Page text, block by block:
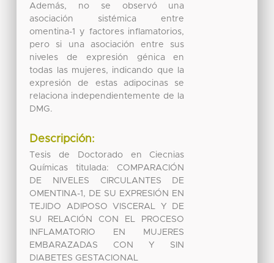
Además, no se observó una
asociación sistémica entre
omentina-1 y factores inflamatorios,
pero si una asociación entre sus
niveles de expresión génica en
todas las mujeres, indicando que la
expresión de estas adipocinas se
relaciona independientemente de la
DMG.
Descripción:
Tesis de Doctorado en Ciecnias
Químicas titulada: COMPARACIÓN
DE NIVELES CIRCULANTES DE
OMENTINA-1, DE SU EXPRESIÓN EN
TEJIDO ADIPOSO VISCERAL Y DE
SU RELACIÓN CON EL PROCESO
INFLAMATORIO EN MUJERES
EMBARAZADAS CON Y SIN
DIABETES GESTACIONAL